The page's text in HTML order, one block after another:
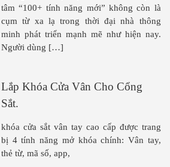
tâm “100+ tính năng mới” không còn là
cụm từ xa lạ trong thời đại nhà thông
minh phát triển mạnh mẽ như hiện nay.
Người dùng […]
Lắp Khóa Cửa Vân Cho Cổng
Sắt.
khóa cửa sắt vân tay cao cấp được trang
bị 4 tính năng mở khóa chính: Vân tay,
thẻ từ, mã số, app,